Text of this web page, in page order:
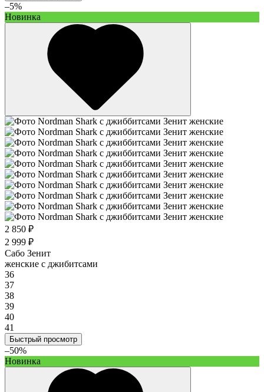
–5%
Новинка
2 850 ₽
2 999 ₽
Сабо Зенит
женские с джибитсами
36
37
38
39
40
41
Быстрый просмотр
–50%
Новинка